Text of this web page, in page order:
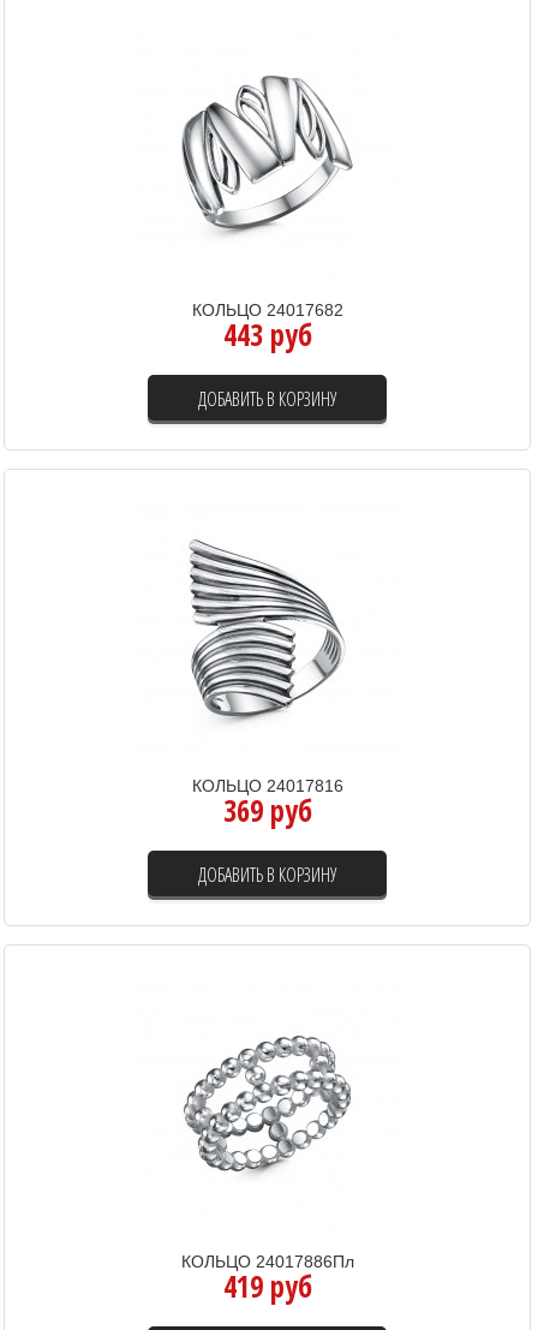
КОЛЬЦО 24017682
443 руб
ДОБАВИТЬ В КОРЗИНУ
КОЛЬЦО 24017816
369 руб
ДОБАВИТЬ В КОРЗИНУ
КОЛЬЦО 24017886Пл
419 руб